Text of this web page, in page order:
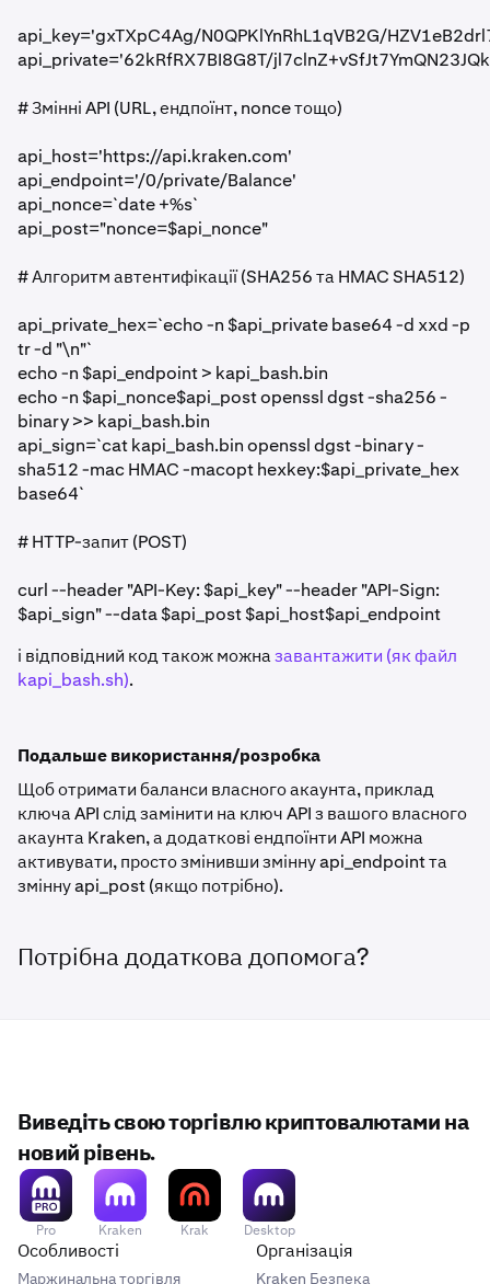
api_key='gxTXpC4Ag/N0QPKlYnRhL1qVB2G/
api_private='62kRfRX7BI8G8T/
# Змінні API (URL, ендпоїнт, nonce тощо)
api_host='https://api.kraken.com'
api_endpoint='/0/private/Balance'
api_nonce=`date +%s`
api_post="nonce=$api_nonce"
# Алгоритм автентифікації (SHA256 та HMAC SHA512)
api_private_hex=`echo -n $api_private base64 -d xxd -p
tr -d "\n"`
echo -n $api_endpoint > kapi_bash.bin
echo -n $api_nonce$api_post openssl dgst -sha256 -
binary >> kapi_bash.bin
api_sign=`cat kapi_bash.bin openssl dgst -binary -
sha512 -mac HMAC -macopt hexkey:$api_private_hex
base64`
# HTTP-запит (POST)
curl --header "API-Key: $api_key" --header "API-Sign:
$api_sign" --data $api_post $api_host$api_endpoint
і відповідний код також можназавантажити (як файл
kapi_bash.sh).
Подальше використання/розробка
Щоб отримати баланси власного акаунта, приклад
ключа API слід замінити на ключ API з вашого власного
акаунта Kraken, а додаткові ендпоїнти API можна
активувати, просто змінивши змінну api_endpoint та
змінну api_post (якщо потрібно).
Потрібна додаткова допомога?
Виведіть свою торгівлю криптовалютами на
новий рівень.
Pro Kraken Krak Desktop
Особливості
Маржинальна торгівля
Організація
Kraken Безпека